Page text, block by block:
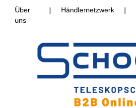
Über
uns
| Händlernetzwerk |